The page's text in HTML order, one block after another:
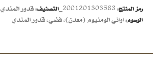
رمز المنتج: 2001201303583_ التصنيف:قدور المندي
الوسوم:اواني الومنيوم (معدن),فضي,قدور المندي